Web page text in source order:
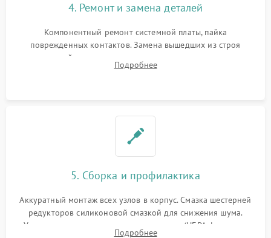
4. Ремонт и замена деталей
Компонентный ремонт системной платы, пайка
поврежденных контактов. Замена вышедших из строя
двигателей, изношенного аккумулятора, неисправного
лидара или помпы подачи воды. Восстановление шлейфов и
Подробнее
5. Сборка и профилактика
Аккуратный монтаж всех узлов в корпус. Смазка шестерней
редукторов силиконовой смазкой для снижения шума.
Установка новых расходных материалов (HEPA-фильтров,
Подробнее